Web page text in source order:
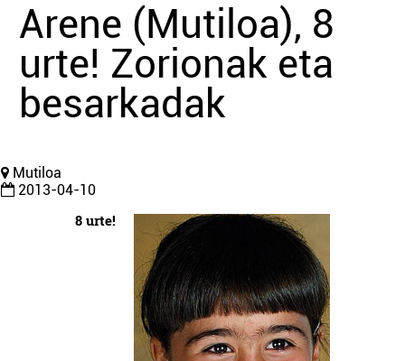
Arene (Mutiloa), 8
urte! Zorionak eta
besarkadak
Mutiloa
2013-04-10
8 urte!